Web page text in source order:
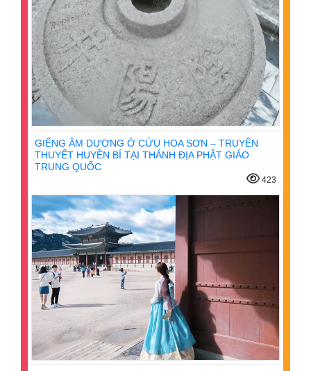
GIẾNG ÂM DƯƠNG Ở CỬU HOA SƠN – TRUYỀN
THUYẾT HUYỀN BÍ TẠI THÁNH ĐỊA PHẬT GIÁO
TRUNG QUỐC
423